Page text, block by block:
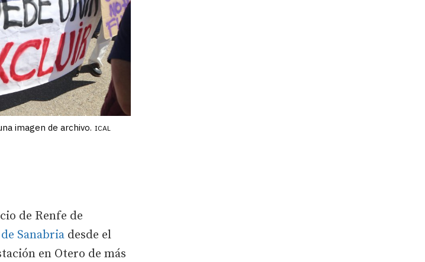
imagen de archivo. ICAL
de Renfe de
Sanabria desde el
en Otero de más